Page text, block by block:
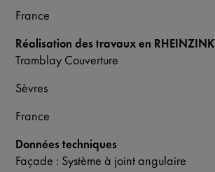
France
Réalisation des travaux en RHEINZINK
Tramblay Couverture
Sèvres
France
Données techniques
Façade : Système à joint angulaire